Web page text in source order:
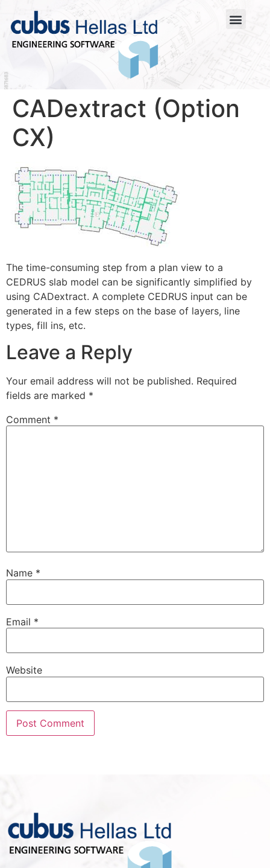
CADextract (Option
CX)
The time-consuming step from a plan view to a
CEDRUS slab model can be significantly simplified by
using CADextract. A complete CEDRUS input can be
generated in a few steps on the base of layers, line
types, fill ins, etc.
Leave a Reply
Your email address will not be published. Required
fields are marked *
Comment *
Name *
Email *
Website